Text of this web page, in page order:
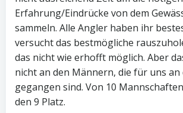
Erfahrung/Eindrücke von dem
sammeln. Alle Angler haben ihr
versucht das bestmögliche
das nicht wie erhofft möglich. Aber
nicht an den Männern, die für uns an
gegangen sind. Von 10
den 9 Platz.